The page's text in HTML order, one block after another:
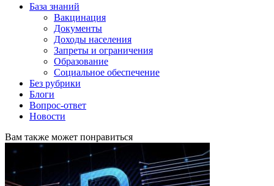
База знаний
Вакцинация
Документы
Доходы населения
Запреты и ограничения
Образование
Социальное обеспечение
Без рубрики
Блоги
Вопрос-ответ
Новости
Вам также может понравиться